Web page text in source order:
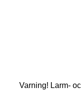
Varning! Larm-